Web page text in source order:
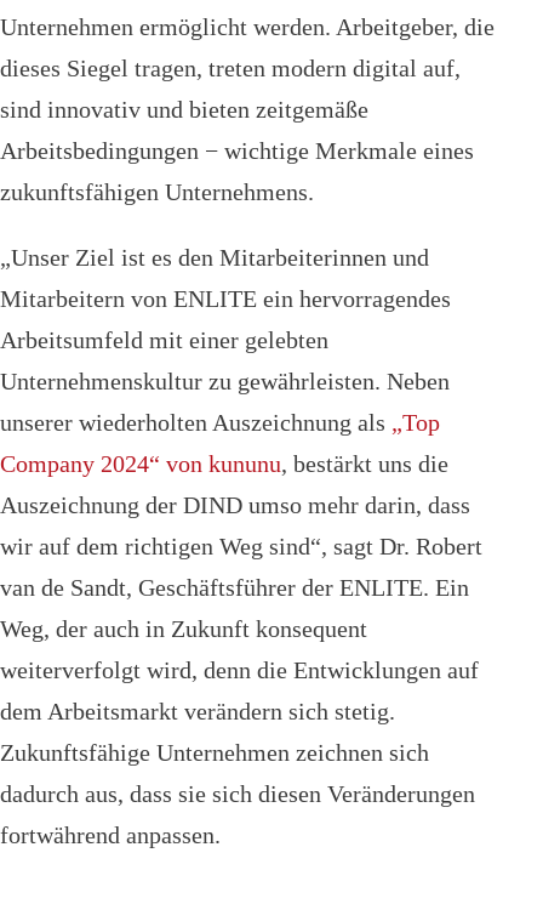
Unternehmen ermöglicht werden. Arbeitgeber, die
dieses Siegel tragen, treten modern digital auf,
sind innovativ und bieten zeitgemäße
Arbeitsbedingungen − wichtige Merkmale eines
zukunftsfähigen Unternehmens.
„Unser Ziel ist es den Mitarbeiterinnen und
Mitarbeitern von ENLITE ein hervorragendes
Arbeitsumfeld mit einer gelebten
Unternehmenskultur zu gewährleisten. Neben
unserer wiederholten Auszeichnung als „Top
Company 2024“ von kununu, bestärkt uns die
Auszeichnung der DIND umso mehr darin, dass
wir auf dem richtigen Weg sind“, sagt Dr. Robert
van de Sandt, Geschäftsführer der ENLITE. Ein
Weg, der auch in Zukunft konsequent
weiterverfolgt wird, denn die Entwicklungen auf
dem Arbeitsmarkt verändern sich stetig.
Zukunftsfähige Unternehmen zeichnen sich
dadurch aus, dass sie sich diesen Veränderungen
fortwährend anpassen.